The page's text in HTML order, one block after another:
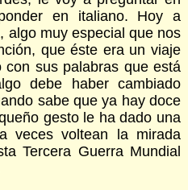
en italiano. Hoy a
algo muy especial que nos
que éste era un viaje
sus palabras que está
debe haber cambiado
sabe que ya hay doce
gesto le ha dado una
veces voltean la mirada
Tercera Guerra Mundial